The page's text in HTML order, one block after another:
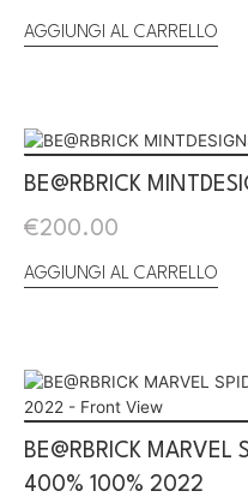
AGGIUNGI AL CARRELLO
BE@RBRICK
€200.00
AGGIUNGI AL CARRELLO
BE@RBRICK MARVEL
400% 100% 2022